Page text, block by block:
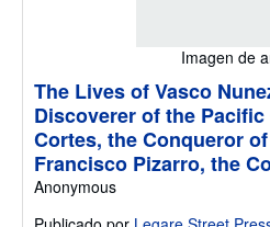
Imagen de
The Lives of Vasco
Discoverer of the
Cortes, the Conqueror
Francisco Pizarro, the
Anonymous